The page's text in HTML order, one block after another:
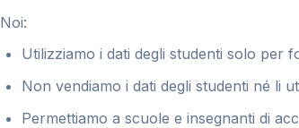
Noi:
Utilizziamo i dati degli studenti solo per
Non vendiamo i dati degli studenti né li
Permettiamo a scuole e insegnanti di